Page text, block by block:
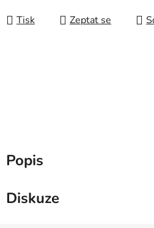
Tisk Zeptat se
Popis
Diskuze